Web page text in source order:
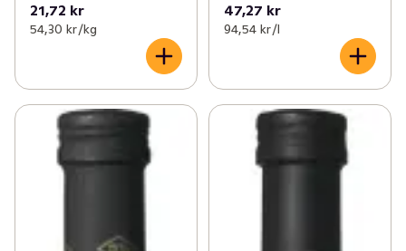
21,72 kr
54,30 kr /kg
47,27 kr
94,54 kr /l